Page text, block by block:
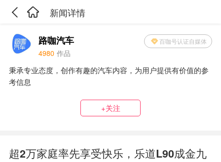
新闻详情
路咖汽车 百咖号认证自媒体
4980 作品
秉承专业态度，创作有趣的汽车内容，为用户提供有价值的参
考信息
+关注
超2万家庭率先享受快乐，乐道L90成金九